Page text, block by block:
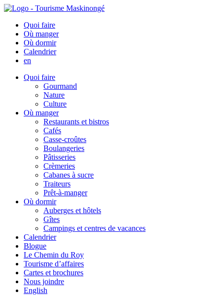
Quoi faire
Où manger
Où dormir
Calendrier
en
Quoi faire
Gourmand
Nature
Culture
Où manger
Restaurants et bistros
Cafés
Casse-croûtes
Boulangeries
Pâtisseries
Crèmeries
Cabanes à sucre
Traiteurs
Prêt-à-manger
Où dormir
Auberges et hôtels
Gîtes
Campings et centres de vacances
Calendrier
Blogue
Le Chemin du Roy
Tourisme d’affaires
Cartes et brochures
Nous joindre
English